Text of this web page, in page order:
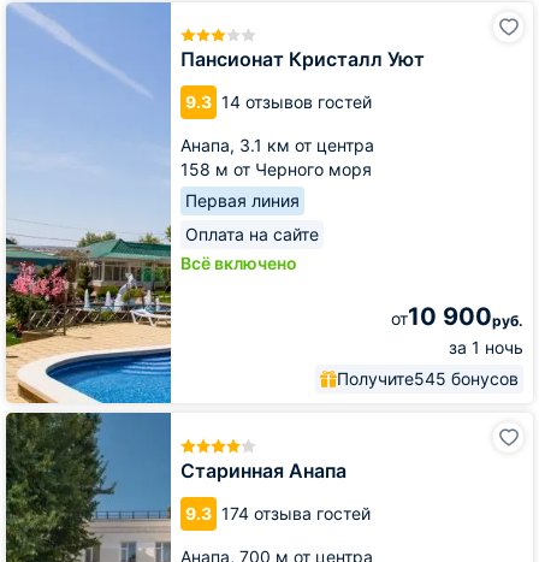
Пансионат Кристалл Уют
9.3 14 отзывов гостей
Анапа, 3.1 км от центра
158 м от Черного моря
Первая линия
Оплата на сайте
Всё включено
от10 900руб.
за 1 ночь
Получите545 бонусов
Пансионат
Кристалл
Старинная Анапа
9.3 174 отзыва гостей
Анапа, 700 м от центра
Старинная
Анапа